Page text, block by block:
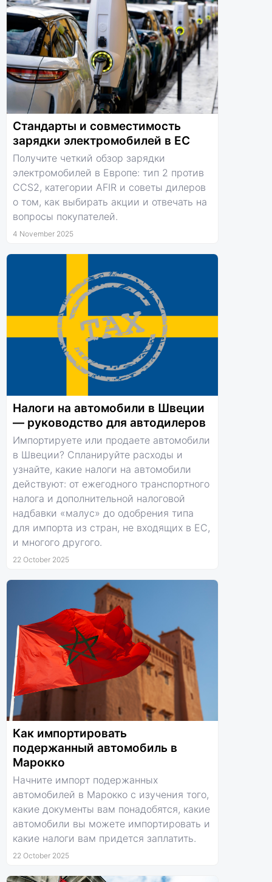
Стандарты и совместимость
зарядки электромобилей в ЕС
Получите четкий обзор зарядки
электромобилей в Европе: тип 2 против
CCS2, категории AFIR и советы дилеров
о том, как выбирать акции и отвечать на
вопросы покупателей.
4 November 2025
Налоги на автомобили в Швеции
— руководство для автодилеров
Импортируете или продаете автомобили
в Швеции? Спланируйте расходы и
узнайте, какие налоги на автомобили
действуют: от ежегодного транспортного
налога и дополнительной налоговой
надбавки «малус» до одобрения типа
для импорта из стран, не входящих в ЕС,
и многого другого.
22 October 2025
Как импортировать
подержанный автомобиль в
Марокко
Начните импорт подержанных
автомобилей в Марокко с изучения того,
какие документы вам понадобятся, какие
автомобили вы можете импортировать и
какие налоги вам придется заплатить.
22 October 2025